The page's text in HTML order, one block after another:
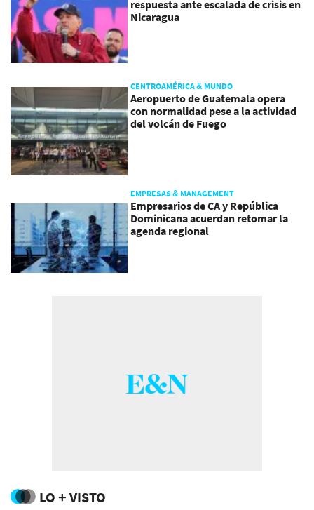
respuesta ante escalada de crisis en
Nicaragua
CENTROAMÉRICA & MUNDO
Aeropuerto de Guatemala opera
con normalidad pese a la actividad
del volcán de Fuego
EMPRESAS & MANAGEMENT
Empresarios de CA y República
Dominicana acuerdan retomar la
agenda regional
LO + VISTO